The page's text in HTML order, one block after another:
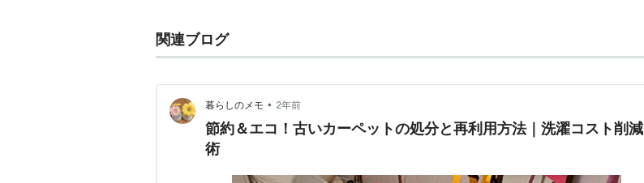
関連ブログ
暮らしのメモ • 2年前
節約＆エコ！古いカーペットの処分と再利用方法｜洗濯コスト削減
術